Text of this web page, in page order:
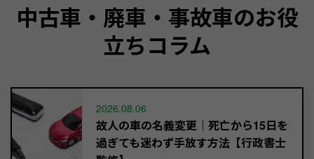
中古車・廃車・事故車のお役
立ちコラム
2026.08.06
故人の車の名義変更｜死亡から15日を
過ぎても迷わず手放す方法【行政書士